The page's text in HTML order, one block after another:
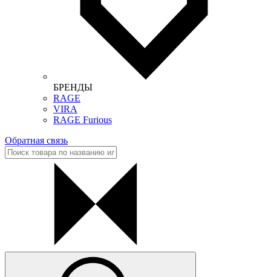
БРЕНДЫ
RAGE
VIRA
RAGE Furious
Обратная связь